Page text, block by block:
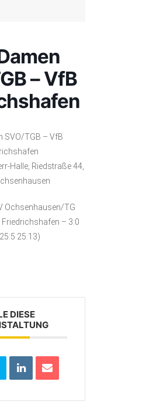
– VfB
SVO/TGB – VfB
Halle, Riedstraße 44,
Ochsenhausen/TG
Friedrichshafen – 3:0
25:13)
DIESE